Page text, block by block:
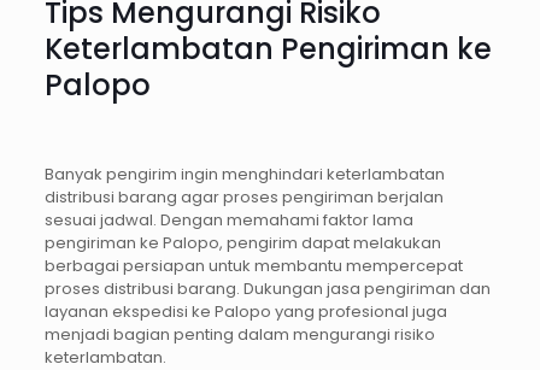
Tips Mengurangi Risiko
Keterlambatan Pengiriman ke
Palopo
Banyak pengirim ingin menghindari keterlambatan
distribusi barang agar proses pengiriman berjalan
sesuai jadwal. Dengan memahami faktor lama
pengiriman ke Palopo, pengirim dapat melakukan
berbagai persiapan untuk membantu mempercepat
proses distribusi barang. Dukungan jasa pengiriman dan
layanan ekspedisi ke Palopo yang profesional juga
menjadi bagian penting dalam mengurangi risiko
keterlambatan.